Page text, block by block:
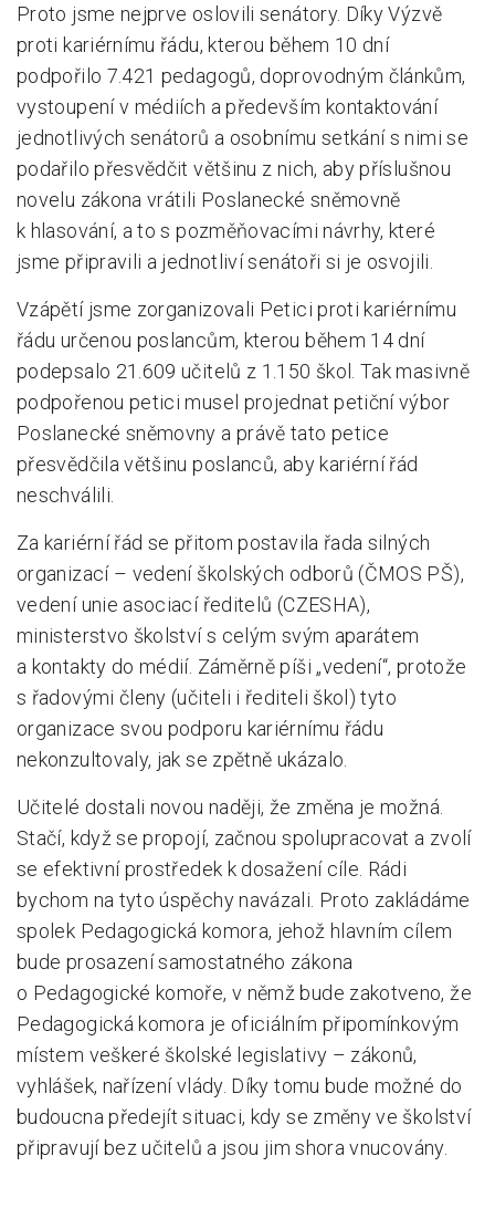
Proto jsme nejprve oslovili senátory. Díky Výzvě
proti kariérnímu řádu, kterou během 10 dní
podpořilo 7.421 pedagogů, doprovodným článkům,
vystoupení v médiích a především kontaktování
jednotlivých senátorů a osobnímu setkání s nimi se
podařilo přesvědčit většinu z nich, aby příslušnou
novelu zákona vrátili Poslanecké sněmovně
k hlasování, a to s pozměňovacími návrhy, které
jsme připravili a jednotliví senátoři si je osvojili.
Vzápětí jsme zorganizovali Petici proti kariérnímu
řádu určenou poslancům, kterou během 14 dní
podepsalo 21.609 učitelů z 1.150 škol. Tak masivně
podpořenou petici musel projednat petiční výbor
Poslanecké sněmovny a právě tato petice
přesvědčila většinu poslanců, aby kariérní řád
neschválili.
Za kariérní řád se přitom postavila řada silných
organizací – vedení školských odborů (ČMOS PŠ),
vedení unie asociací ředitelů (CZESHA),
ministerstvo školství s celým svým aparátem
a kontakty do médií. Záměrně píši „vedení“, protože
s řadovými členy (učiteli i řediteli škol) tyto
organizace svou podporu kariérnímu řádu
nekonzultovaly, jak se zpětně ukázalo.
Učitelé dostali novou naději, že změna je možná.
Stačí, když se propojí, začnou spolupracovat a zvolí
se efektivní prostředek k dosažení cíle. Rádi
bychom na tyto úspěchy navázali. Proto zakládáme
spolek Pedagogická komora, jehož hlavním cílem
bude prosazení samostatného zákona
o Pedagogické komoře, v němž bude zakotveno, že
Pedagogická komora je oficiálním připomínkovým
místem veškeré školské legislativy – zákonů,
vyhlášek, nařízení vlády. Díky tomu bude možné do
budoucna předejít situaci, kdy se změny ve školství
připravují bez učitelů a jsou jim shora vnucovány.